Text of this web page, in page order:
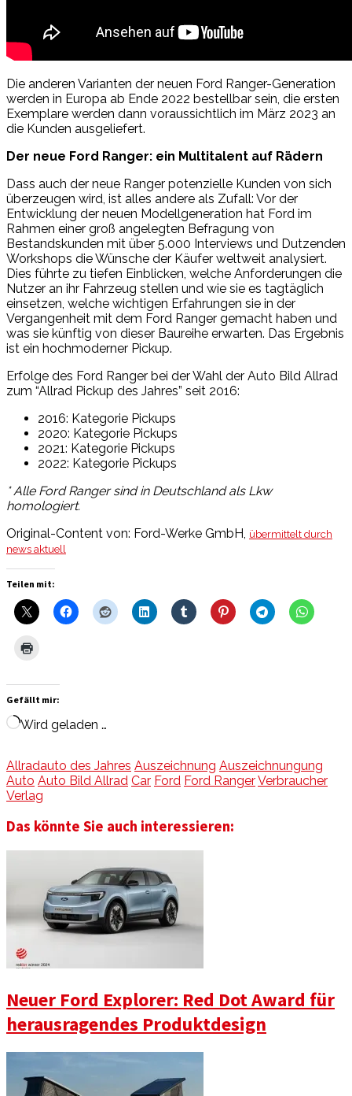
Die anderen Varianten der neuen Ford Ranger-Generation
werden in Europa ab Ende 2022 bestellbar sein, die ersten
Exemplare werden dann voraussichtlich im März 2023 an
die Kunden ausgeliefert.
Der neue Ford Ranger: ein Multitalent auf Rädern
Dass auch der neue Ranger potenzielle Kunden von sich
überzeugen wird, ist alles andere als Zufall: Vor der
Entwicklung der neuen Modellgeneration hat Ford im
Rahmen einer groß angelegten Befragung von
Bestandskunden mit über 5.000 Interviews und Dutzenden
Workshops die Wünsche der Käufer weltweit analysiert.
Dies führte zu tiefen Einblicken, welche Anforderungen die
Nutzer an ihr Fahrzeug stellen und wie sie es tagtäglich
einsetzen, welche wichtigen Erfahrungen sie in der
Vergangenheit mit dem Ford Ranger gemacht haben und
was sie künftig von dieser Baureihe erwarten. Das Ergebnis
ist ein hochmoderner Pickup.
Erfolge des Ford Ranger bei der Wahl der Auto Bild Allrad
zum “Allrad Pickup des Jahres” seit 2016:
2016: Kategorie Pickups
2020: Kategorie Pickups
2021: Kategorie Pickups
2022: Kategorie Pickups
* Alle Ford Ranger sind in Deutschland als Lkw
homologiert.
Original-Content von: Ford-Werke GmbH, übermittelt durch
news aktuell
Teilen mit:
Gefällt mir:
Wird geladen …
Allradauto des Jahres Auszeichnung Auszeichnungung
Auto Auto Bild Allrad Car Ford Ford RangerVerbraucher
Verlag
Das könnte Sie auch interessieren:
Neuer Ford Explorer: Red Dot Award für
herausragendes Produktdesign